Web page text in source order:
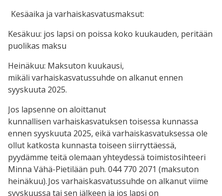
Kesäaika ja varhaiskasvatusmaksut:
Kesäkuu: jos lapsi on poissa koko kuukauden, peritään
puolikas maksu
Heinäkuu: Maksuton kuukausi,
mikäli varhaiskasvatussuhde on alkanut ennen
syyskuuta 2025.
Jos lapsenne on aloittanut
kunnallisen varhaiskasvatuksen toisessa kunnassa
ennen syyskuuta 2025, eikä varhaiskasvatuksessa ole
ollut katkosta kunnasta toiseen siirryttäessä,
pyydämme teitä olemaan yhteydessä toimistosihteeri
Minna Vähä-Pietilään puh. 044 770 2071 (maksuton
heinäkuu). Jos varhaiskasvatussuhde on alkanut viime
syyskuussa tai sen jälkeen ja jos lapsi on